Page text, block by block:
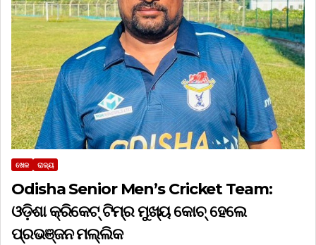
ଖେଳ ରାଜ୍ୟ
Odisha Senior Men’s Cricket Team:
ଓଡ଼ିଶା କ୍ରିକେଟ୍‌ ଟିମ୍‌ର ମୁଖ୍ୟ କୋଚ୍ ହେଲେ
ପ୍ରଭଞ୍ଜନ ମଲ୍ଲିକ